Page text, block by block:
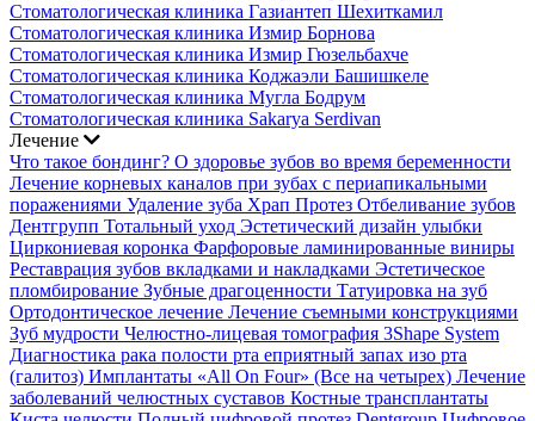
Стоматологическая клиника Газиантеп Шехиткамил
Стоматологическая клиника Измир Борнова
Стоматологическая клиника Измир Гюзельбахче
Стоматологическая клиника Коджаэли Башишкеле
Стоматологическая клиника Мугла Бодрум
Стоматологическая клиника Sakarya Serdivan
Лечение
Что такое бондинг? О здоровье зубов во время беременности
Лечение корневых каналов при зубах с периапикальными
поражениями Удаление зуба Храп Протез Отбеливание зубов
Дентгрупп Тотальный уход Эстетический дизайн улыбки
Циркониевая коронка Фарфоровые ламинированные виниры
Реставрация зубов вкладками и накладками Эстетическое
пломбирование Зубные драгоценности Татуировка на зуб
Ортодонтическое лечение Лечение съемными конструкциями
Зуб мудрости Челюстно-лицевая томография 3Shape System
Диагностика рака полости рта еприятный запах изо рта
(галитоз) Имплантаты «All On Four» (Все на четырех) Лечение
заболеваний челюстных суставов Костные трансплантаты